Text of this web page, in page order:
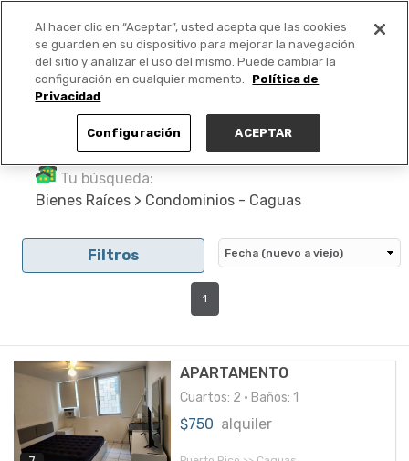
PUBLICA GRATIS +
Tu búsqueda:
Bienes Raíces > Condominios - Caguas
Filtros
1
APARTAMENTO
Cuartos: 2 • Baños: 1
$750 alquiler
Al hacer clic en “Aceptar”, usted acepta que las cookies
se guarden en su dispositivo para mejorar la navegación
del sitio y analizar el uso del mismo. Puede cambiar la
configuración en cualquier momento.
Política de
Privacidad
Configuración ACEPTAR